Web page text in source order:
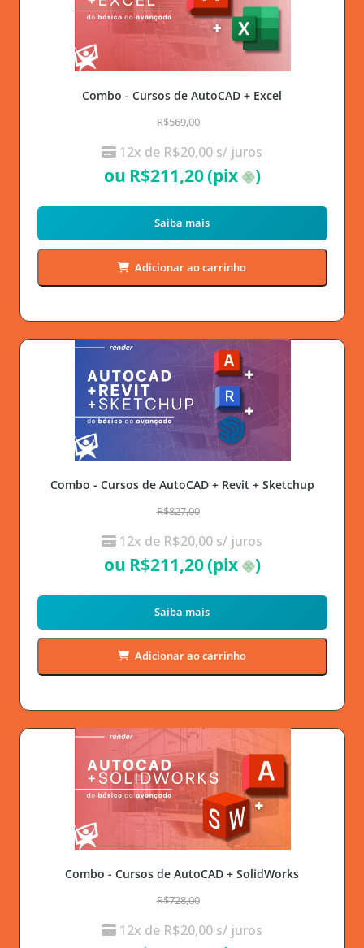
Combo - Cursos de AutoCAD + Excel
R$569,00
12x de R$20,00 s/ juros
ou R$211,20(pix )
Saiba mais
Adicionar ao carrinho
Combo - Cursos de AutoCAD + Revit + Sketchup
R$827,00
12x de R$20,00 s/ juros
ou R$211,20(pix )
Saiba mais
Adicionar ao carrinho
Combo - Cursos de AutoCAD + SolidWorks
R$728,00
12x de R$20,00 s/ juros